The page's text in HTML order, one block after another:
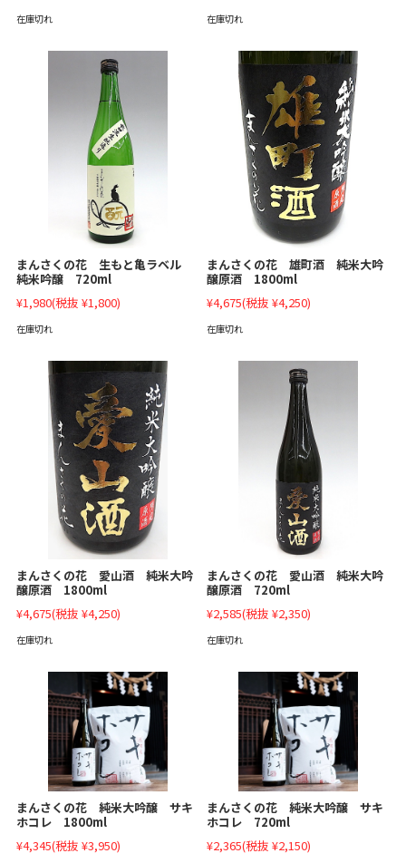
在庫切れ 在庫切れ
まんさくの花 生もと亀ラベル
純米吟醸 720ml
¥1,980(税抜 ¥1,800)
在庫切れ
まんさくの花 雄町酒 純米大吟
醸原酒 1800ml
¥4,675(税抜 ¥4,250)
在庫切れ
まんさくの花 愛山酒 純米大吟
醸原酒 1800ml
¥4,675(税抜 ¥4,250)
在庫切れ
まんさくの花 愛山酒 純米大吟
醸原酒 720ml
¥2,585(税抜 ¥2,350)
在庫切れ
まんさくの花 純米大吟醸 サキ
ホコレ 1800ml
¥4,345(税抜 ¥3,950)
まんさくの花 純米大吟醸 サキ
ホコレ 720ml
¥2,365(税抜 ¥2,150)